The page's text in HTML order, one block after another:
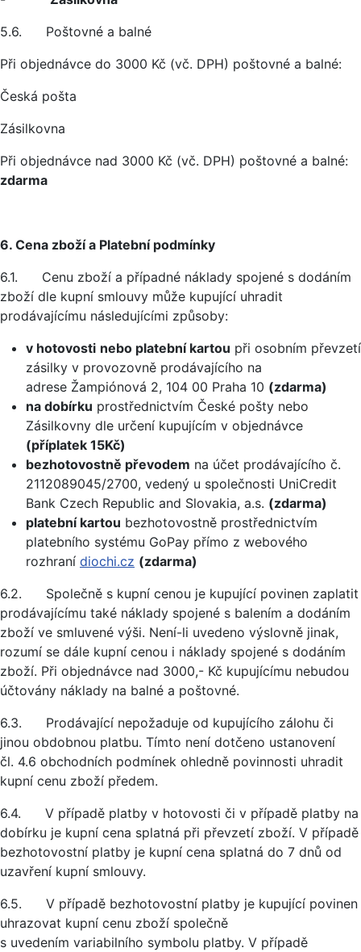
5.6. Poštovné a balné
Při objednávce do 3000 Kč (vč. DPH) poštovné a balné:
Česká pošta
Zásilkovna
Při objednávce nad 3000 Kč (vč. DPH) poštovné a balné:
zdarma
6. Cena zboží a Platební podmínky
6.1. Cenu zboží a případné náklady spojené s dodáním
zboží dle kupní smlouvy může kupující uhradit
prodávajícímu následujícími způsoby:
v hotovosti nebo platební kartou při osobním převzetí
zásilky v provozovně prodávajícího na
adrese Žampiónová 2, 104 00 Praha 10 (zdarma)
na dobírku prostřednictvím České pošty nebo
Zásilkovny dle určení kupujícím v objednávce
(příplatek 15Kč)
bezhotovostně převodem na účet prodávajícího č.
2112089045/2700, vedený u společnosti UniCredit
Bank Czech Republic and Slovakia, a.s. (zdarma)
platební kartou bezhotovostně prostřednictvím
platebního systému GoPay přímo z webového
rozhraní diochi.cz (zdarma)
6.2. Společně s kupní cenou je kupující povinen zaplatit
prodávajícímu také náklady spojené s balením a dodáním
zboží ve smluvené výši. Není-li uvedeno výslovně jinak,
rozumí se dále kupní cenou i náklady spojené s dodáním
zboží. Při objednávce nad 3000,- Kč kupujícímu nebudou
účtovány náklady na balné a poštovné.
6.3. Prodávající nepožaduje od kupujícího zálohu či
jinou obdobnou platbu. Tímto není dotčeno ustanovení
čl. 4.6 obchodních podmínek ohledně povinnosti uhradit
kupní cenu zboží předem.
6.4. V případě platby v hotovosti či v případě platby na
dobírku je kupní cena splatná při převzetí zboží. V případě
bezhotovostní platby je kupní cena splatná do 7 dnů od
uzavření kupní smlouvy.
6.5. V případě bezhotovostní platby je kupující povinen
uhrazovat kupní cenu zboží společně
s uvedením variabilního symbolu platby. V případě